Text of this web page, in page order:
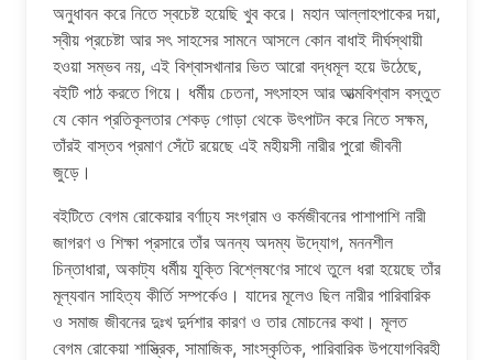
অনুধাবন করে নিতে স্বচেষ্ট হয়েছি খুব করে। মহান আল্লাহপাকের দয়া,
স্বীয় প্রচেষ্টা আর সৎ সাহসের সামনে আসলে কোন বাধাই দীর্ঘস্থায়ী
হওয়া সম্ভব নয়, এই বিশ্বাসখানার ভিত আরো বদ্ধমূল হয়ে উঠেছে,
বইটি পাঠ করতে গিয়ে। ধর্মীয় চেতনা, সৎসাহস আর আত্মবিশ্বাস বস্তুত
যে কোন প্রতিকূলতার শেকড় গোড়া থেকে উৎপাটন করে নিতে সক্ষম,
তাঁরই বাস্তব প্রমাণ সেঁটে রয়েছে এই মহীয়সী নারীর পুরো জীবনী
জুড়ে।
বইটিতে বেগম রোকেয়ার বর্ণাঢ্য সংগ্রাম ও কর্মজীবনের পাশাপাশি নারী
জাগরণ ও শিক্ষা প্রসারে তাঁর অনন্য অদম্য উদ্যোগ, মননশীল
চিন্তাধারা, অকাট্য ধর্মীয় যুক্তি বিশ্লেষণের সাথে তুলে ধরা হয়েছে তাঁর
মূল্যবান সাহিত্য কীর্তি সম্পর্কেও। যাদের মূলেও ছিল নারীর পারিবারিক
ও সমাজ জীবনের দুঃখ দুর্দশার কারণ ও তার মোচনের কথা। মূলত
বেগম রোকেয়া শাস্ত্রিক, সামাজিক, সাংস্কৃতিক, পারিবারিক উপযোগবিরহী